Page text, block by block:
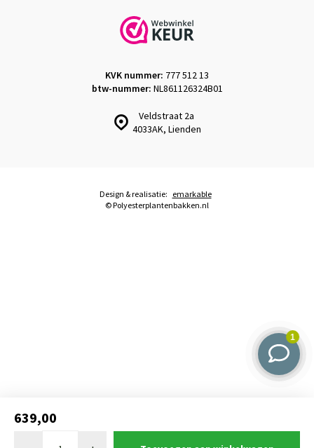
639,00
Veldstraat 2a
4033AK, Lienden
KVK nummer: 777 512 13
btw-nummer: NL861126324B01
© Polyesterplantenbakken.nl
Design & realisatie: emarkable